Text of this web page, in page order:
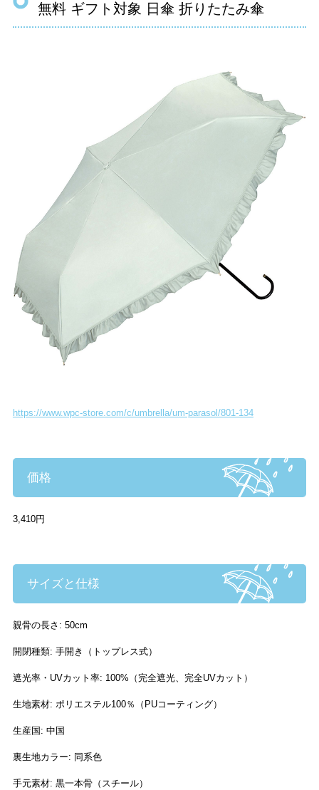
無料 ギフト対象 日傘 折りたたみ傘
https://www.wpc-store.com/c/umbrella/um-parasol/801-134
価格
3,410円
サイズと仕様
親骨の長さ: 50cm
開閉種類: 手開き（トップレス式）
遮光率・UVカット率: 100%（完全遮光、完全UVカット）
生地素材: ポリエステル100％（PUコーティング）
生産国: 中国
裏生地カラー: 同系色
手元素材: 黒一本骨（スチール）